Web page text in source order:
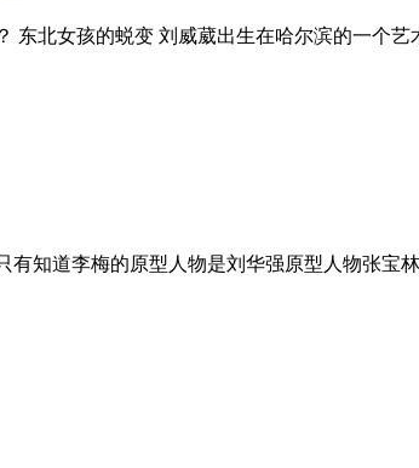
北女孩的蜕变 刘威葳出生在哈尔滨的一个
知道李梅的原型人物是刘华强原型人物张宝